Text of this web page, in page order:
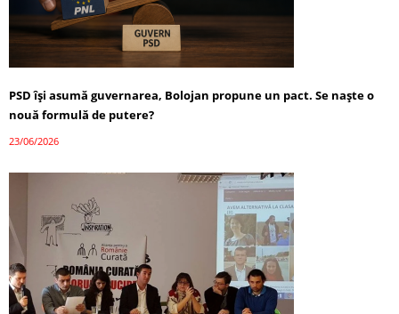
PSD își asumă guvernarea, Bolojan propune un pact. Se naște o
nouă formulă de putere?
23/06/2026